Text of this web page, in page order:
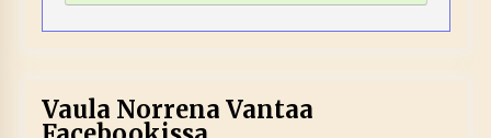
Vaula Norrena Vantaa